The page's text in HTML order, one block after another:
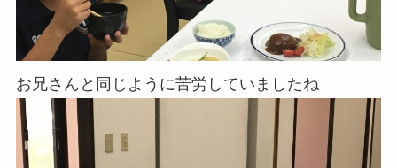
お兄さんと同じように苦労していましたね